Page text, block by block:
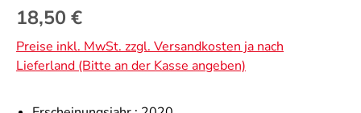
Regulärer Preis:
18,50 €
Preise inkl. MwSt. zzgl. Versandkosten ja nach
Lieferland (Bitte an der Kasse angeben)